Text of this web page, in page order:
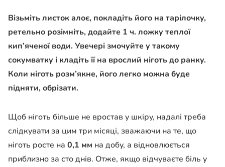
Візьміть листок алоє, покладіть його на тарілочку,
ретельно розімніть, додайте 1 ч. ложку теплої
кип’яченої води. Увечері змочуйте у такому
сокумватку і кладіть її на врослий ніготь до ранку.
Коли ніготь розм’якне, його легко можна буде
підняти, обрізати.
Щоб ніготь більше не вростав у шкіру, надалі треба
слідкувати за цим три місяці, зважаючи на те, що
ніготь росте на 0,1 мм на добу, а відновлюється
приблизно за сто днів. Отже, якщо відчуваєте біль у